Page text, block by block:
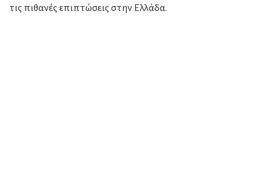
τις πιθανές επιπτώσεις στην Ελλάδα.